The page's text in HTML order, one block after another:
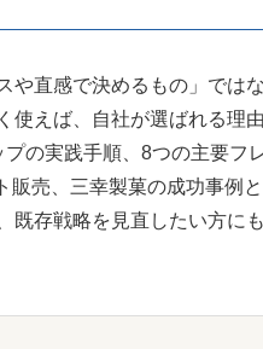
や直感で決めるもの」では
使えば、自社が選ばれる理
の実践手順、8つの主要フ
販売、三幸製菓の成功事例
既存戦略を見直したい方に